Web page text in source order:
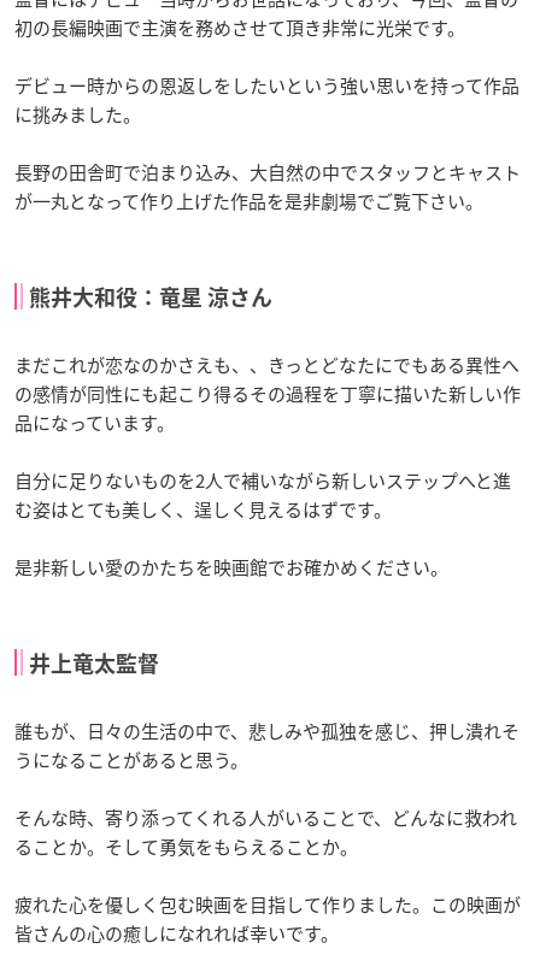
初の長編映画で主演を務めさせて頂き非常に光栄です。
デビュー時からの恩返しをしたいという強い思いを持って作品
に挑みました。
長野の田舎町で泊まり込み、大自然の中でスタッフとキャスト
が一丸となって作り上げた作品を是非劇場でご覧下さい。
熊井大和役：竜星 涼さん
まだこれが恋なのかさえも、、きっとどなたにでもある異性へ
の感情が同性にも起こり得るその過程を丁寧に描いた新しい作
品になっています。
自分に足りないものを2人で補いながら新しいステップへと進
む姿はとても美しく、逞しく見えるはずです。
是非新しい愛のかたちを映画館でお確かめください。
井上竜太監督
誰もが、日々の生活の中で、悲しみや孤独を感じ、押し潰れそ
うになることがあると思う。
そんな時、寄り添ってくれる人がいることで、どんなに救われ
ることか。そして勇気をもらえることか。
疲れた心を優しく包む映画を目指して作りました。この映画が
皆さんの心の癒しになれれば幸いです。